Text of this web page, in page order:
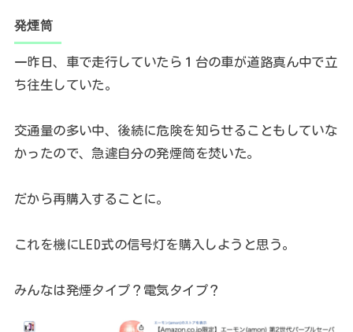
発煙筒
一昨日、車で走行していたら１台の車が道路真ん中で立
ち往生していた。
交通量の多い中、後続に危険を知らせることもしていな
かったので、急遽自分の発煙筒を焚いた。
だから再購入することに。
これを機にLED式の信号灯を購入しようと思う。
みんなは発煙タイプ？電気タイプ？